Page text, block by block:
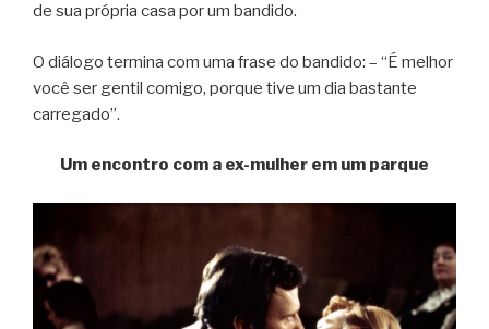
de sua própria casa por um bandido.
O diálogo termina com uma frase do bandido: – “É melhor
você ser gentil comigo, porque tive um dia bastante
carregado”.
Um encontro com a ex-mulher em um parque